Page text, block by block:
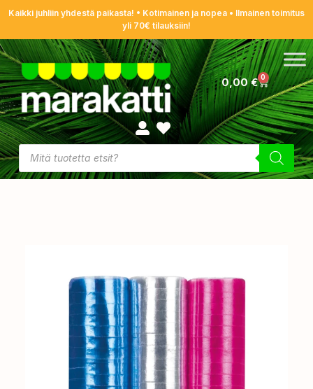
Kaikki juhliin yhdestä paikasta! • Kotimainen ja nopea • Ilmainen toimitus
yli 70€ tilauksiin!
0,00€ 0